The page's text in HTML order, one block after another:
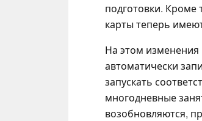
подготовки. Кроме
карты теперь
На этом изменения
автоматически
запускать
многодневные
возобновляются,